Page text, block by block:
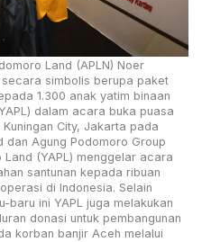
Land (APLN) Noer
simbolis berupa paket
1.300 anak yatim binaan
dalam acara buka puasa
City, Jakarta pada
dan Agung Podomoro Group
(YAPL) menggelar acara
santunan kepada ribuan
di Indonesia. Selain
baru ini YAPL juga melakukan
donasi untuk pembangunan
korban banjir Aceh melalui